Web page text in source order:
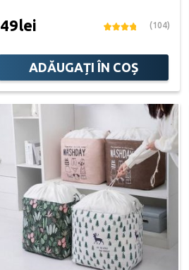
49lei (104)
ADĂUGAȚI ÎN COȘ